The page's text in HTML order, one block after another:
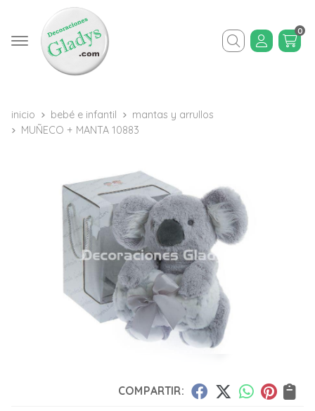
Buscar
0
inicio bebé e infantil
mantas y arrullos
MUÑECO + MANTA 10883
COMPARTIR: